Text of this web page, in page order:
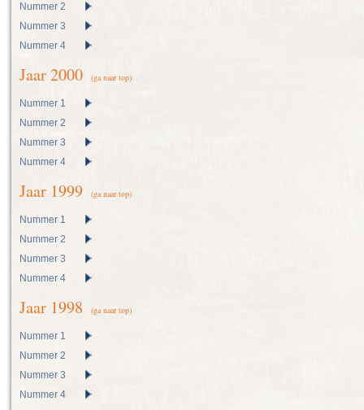
Nummer 2
Nummer 3
Nummer 4
Jaar 2000 (ga naar top)
Nummer 1
Nummer 2
Nummer 3
Nummer 4
Jaar 1999 (ga naar top)
Nummer 1
Nummer 2
Nummer 3
Nummer 4
Jaar 1998 (ga naar top)
Nummer 1
Nummer 2
Nummer 3
Nummer 4